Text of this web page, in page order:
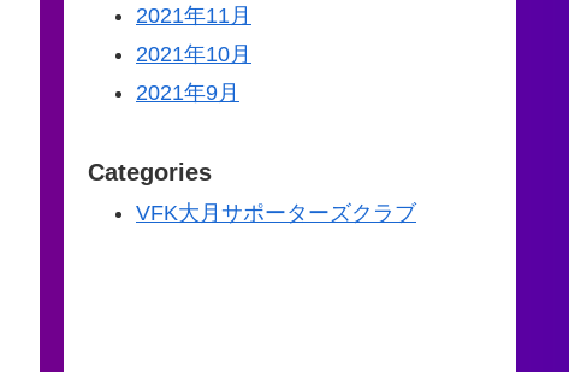
2021年11月
2021年10月
2021年9月
Categories
VFK大月サポーターズクラブ